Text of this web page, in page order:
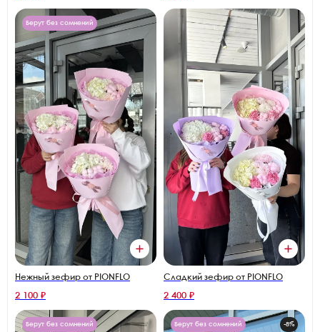
Берут без сомнений
Нежный зефир от PIONFLO
2 100 ₽
Сладкий зефир от PIONFLO
2 400 ₽
Берут без сомнений Берут без сомнений -8%